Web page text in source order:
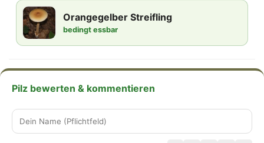
Orangegelber Streifling
bedingt essbar
Pilz bewerten & kommentieren